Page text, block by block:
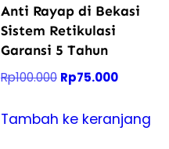
Anti Rayap di Bekasi
Sistem Retikulasi
Garansi 5 Tahun
Rp100.000 Harga
adalah:
Rp75.000Harga
ini
Tambah ke keranjang